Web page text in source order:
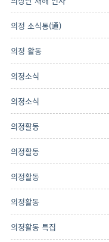
의정 소식통(通)
의정 활동
의정소식
의정소식
의정활동
의정활동
의정활동
의정활동
의정활동 특집